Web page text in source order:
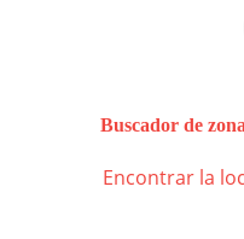
Buscador de
Encontrar la